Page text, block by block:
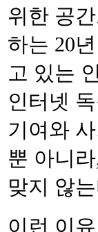
위한 공
하는 20
고 있는
인터넷
기여와
뿐 아니
맞지 않
이런 이